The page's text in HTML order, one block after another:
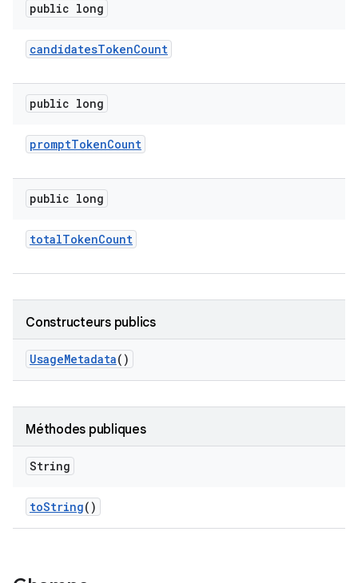
public long
candidatesTokenCount
public long
promptTokenCount
public long
totalTokenCount
Constructeurs publics
UsageMetadata()
Méthodes publiques
String
toString()